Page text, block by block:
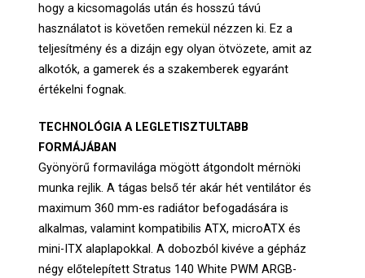
hogy a kicsomagolás után és hosszú távú
használatot is követően remekül nézzen ki. Ez a
teljesítmény és a dizájn egy olyan ötvözete, amit az
alkotók, a gamerek és a szakemberek egyaránt
értékelni fognak.
TECHNOLÓGIA A LEGLETISZTULTABB
FORMÁJÁBAN
Gyönyörű formavilága mögött átgondolt mérnöki
munka rejlik. A tágas belső tér akár hét ventilátor és
maximum 360 mm-es radiátor befogadására is
alkalmas, valamint kompatibilis ATX, microATX és
mini-ITX alaplapokkal. A dobozból kivéve a gépház
négy előtelepített Stratus 140 White PWM ARGB-